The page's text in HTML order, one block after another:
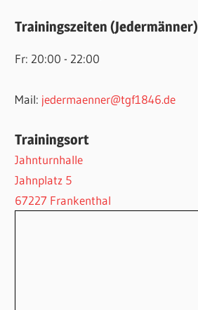
Trainingszeiten (Jedermänner)
Fr: 20:00 - 22:00
Mail: jedermaenner@tgf1846.de
Trainingsort
Jahnturnhalle
Jahnplatz 5
67227 Frankenthal